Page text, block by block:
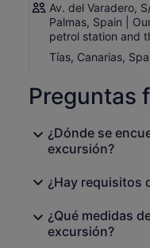
Av. del Varadero,
Palmas, Spain |
petrol station and
Tías, Canarias,
Preguntas
¿Dónde se
excursión?
¿Hay requisitos
¿Qué medidas
excursión?